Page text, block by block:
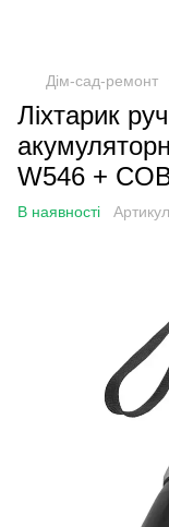
Дім-сад-ремонт
Ліхтарик
W546 +
В наявності